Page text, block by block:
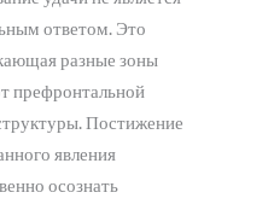
ответом. Это
разные зоны
префронтальной
Постижение
явления
осознать